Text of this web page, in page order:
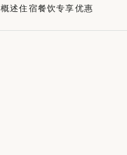
概述住宿餐饮专享优惠